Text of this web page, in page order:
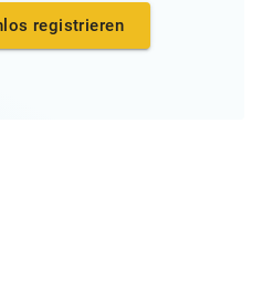
registrieren